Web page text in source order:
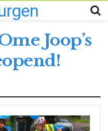
Joop’s